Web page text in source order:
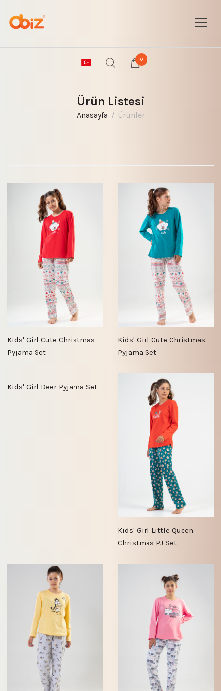
0
Ürün Listesi
Anasayfa Ürünler
Kids' Girl Cute Christmas
Pyjama Set
Kids' Girl Cute Christmas
Pyjama Set
Kids' Girl Deer Pyjama Set
Kids' Girl Little Queen
Christmas PJ Set